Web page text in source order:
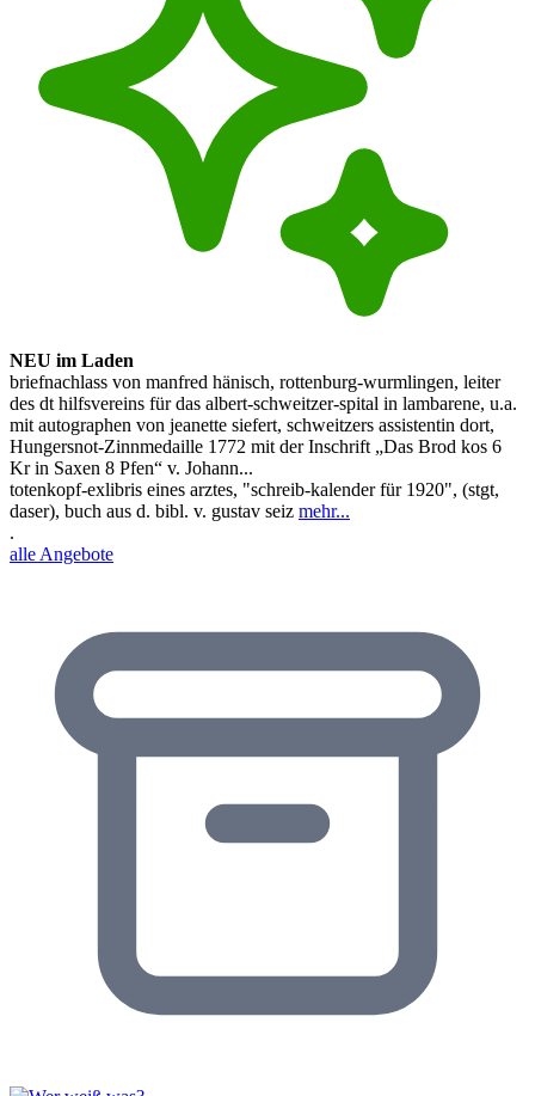
NEU im Laden
briefnachlass von manfred hänisch, rottenburg-wurmlingen, leiter
des dt hilfsvereins für das albert-schweitzer-spital in lambarene, u.a.
mit autographen von jeanette siefert, schweitzers assistentin dort,
Hungersnot-Zinnmedaille 1772 mit der Inschrift „Das Brod kos 6
Kr in Saxen 8 Pfen“ v. Johann...
totenkopf-exlibris eines arztes, "schreib-kalender für 1920", (stgt,
daser), buch aus d. bibl. v. gustav seiz mehr...
.
alle Angebote